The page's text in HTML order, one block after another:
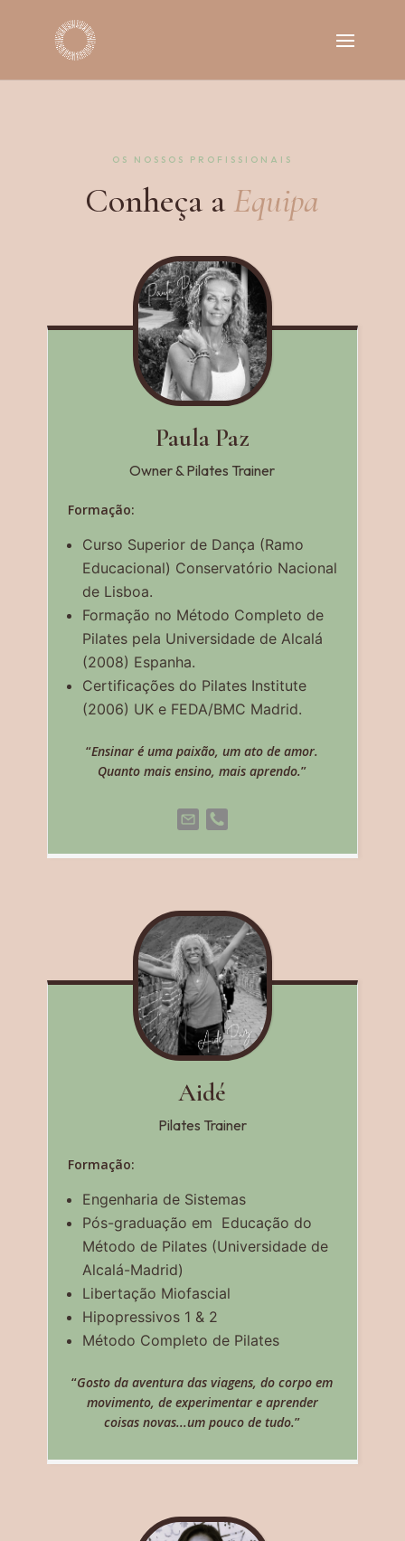
OS NOSSOS PROFISSIONAIS
Conheça a Equipa
Paula Paz
Owner & Pilates Trainer
Formação:
Curso Superior de Dança (Ramo
Educacional) Conservatório Nacional
de Lisboa.
Formação no Método Completo de
Pilates pela Universidade de Alcalá
(2008) Espanha.
Certificações do Pilates Institute
(2006) UK e FEDA/BMC Madrid.
“Ensinar é uma paixão, um ato de amor.
Quanto mais ensino, mais aprendo.”
Aidé
Pilates Trainer
Formação:
Engenharia de Sistemas
Pós-graduação em Educação do
Método de Pilates (Universidade de
Alcalá-Madrid)
Libertação Miofascial
Hipopressivos 1 & 2
Método Completo de Pilates
“Gosto da aventura das viagens, do corpo em
movimento, de experimentar e aprender
coisas novas...um pouco de tudo.”